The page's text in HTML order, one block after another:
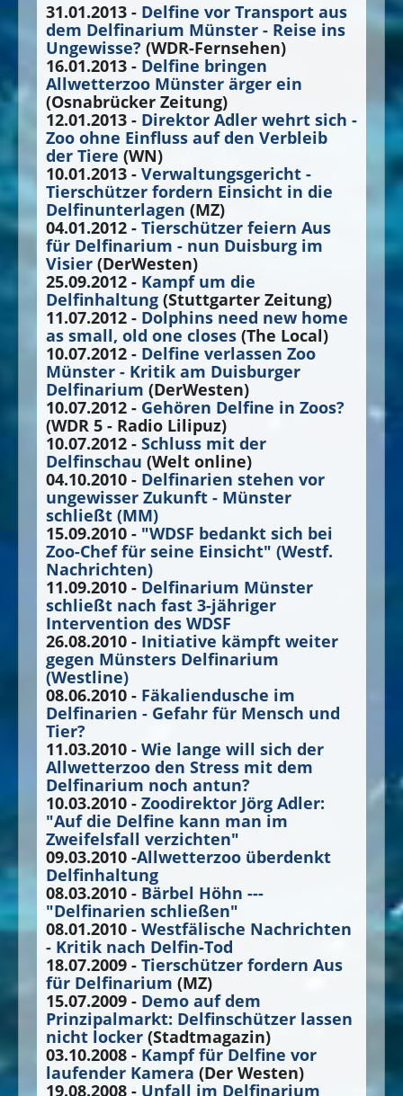
31.01.2013 - Delfine vor Transport aus
dem Delfinarium Münster - Reise ins
Ungewisse? (WDR-Fernsehen)
16.01.2013 - Delfine bringen
Allwetterzoo Münster ärger ein
(Osnabrücker Zeitung)
12.01.2013 - Direktor Adler wehrt sich -
Zoo ohne Einfluss auf den Verbleib
der Tiere (WN)
10.01.2013 - Verwaltungsgericht -
Tierschützer fordern Einsicht in die
Delfinunterlagen (MZ)
04.01.2012 - Tierschützer feiern Aus
für Delfinarium - nun Duisburg im
Visier (DerWesten)
25.09.2012 - Kampf um die
Delfinhaltung (Stuttgarter Zeitung)
11.07.2012 - Dolphins need new home
as small, old one closes (The Local)
10.07.2012 - Delfine verlassen Zoo
Münster - Kritik am Duisburger
Delfinarium (DerWesten)
10.07.2012 - Gehören Delfine in Zoos?
(WDR 5 - Radio Lilipuz)
10.07.2012 - Schluss mit der
Delfinschau (Welt online)
04.10.2010 - Delfinarien stehen vor
ungewisser Zukunft - Münster
schließt (MM)
15.09.2010 - "WDSF bedankt sich bei
Zoo-Chef für seine Einsicht" (Westf.
Nachrichten)
11.09.2010 - Delfinarium Münster
schließt nach fast 3-jähriger
Intervention des WDSF
26.08.2010 - Initiative kämpft weiter
gegen Münsters Delfinarium
(Westline)
08.06.2010 - Fäkaliendusche im
Delfinarien - Gefahr für Mensch und
Tier?
11.03.2010 - Wie lange will sich der
Allwetterzoo den Stress mit dem
Delfinarium noch antun?
10.03.2010 - Zoodirektor Jörg Adler:
"Auf die Delfine kann man im
Zweifelsfall verzichten"
09.03.2010 -Allwetterzoo überdenkt
Delfinhaltung
08.03.2010 - Bärbel Höhn ---
"Delfinarien schließen"
08.01.2010 - Westfälische Nachrichten
- Kritik nach Delfin-Tod
18.07.2009 - Tierschützer fordern Aus
für Delfinarium (MZ)
15.07.2009 - Demo auf dem
Prinzipalmarkt: Delfinschützer lassen
nicht locker (Stadtmagazin)
03.10.2008 - Kampf für Delfine vor
laufender Kamera (Der Westen)
19.08.2008 - Unfall im Delfinarium